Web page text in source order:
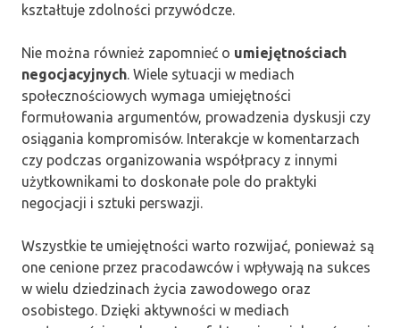
kształtuje zdolności przywódcze.
Nie można również zapomnieć o umiejętnościach
negocjacyjnych . Wiele sytuacji w mediach
społecznościowych wymaga umiejętności
formułowania argumentów, prowadzenia dyskusji czy
osiągania kompromisów. Interakcje w komentarzach
czy podczas organizowania współpracy z innymi
użytkownikami to doskonałe pole do praktyki
negocjacji i sztuki perswazji.
Wszystkie te umiejętności warto rozwijać, ponieważ są
one cenione przez pracodawców i wpływają na sukces
w wielu dziedzinach życia zawodowego oraz
osobistego. Dzięki aktywności w mediach